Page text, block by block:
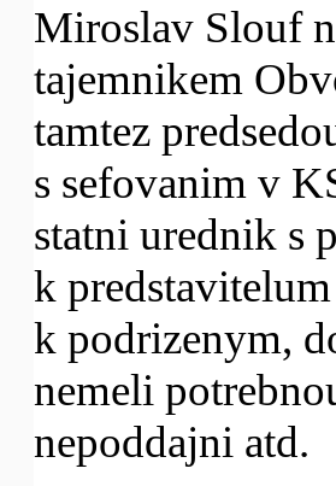
Miroslav Slouf
tajemnikem
tamtez
s sefovanim v
statni urednik s
k
k podrizenym,
nemeli
nepoddajni atd.